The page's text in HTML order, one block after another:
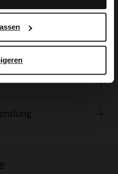
empfehlen
von Collonil.